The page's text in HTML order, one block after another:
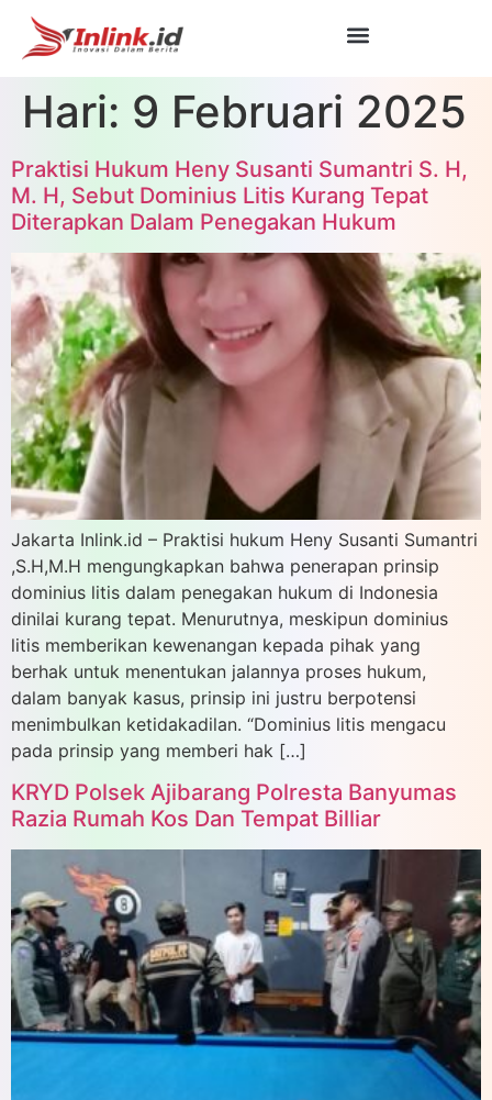
Hari: 9 Februari 2025
Praktisi Hukum Heny Susanti Sumantri S. H,
M. H, Sebut Dominius Litis Kurang Tepat
Diterapkan Dalam Penegakan Hukum
Jakarta Inlink.id – Praktisi hukum Heny Susanti Sumantri
,S.H,M.H mengungkapkan bahwa penerapan prinsip
dominius litis dalam penegakan hukum di Indonesia
dinilai kurang tepat. Menurutnya, meskipun dominius
litis memberikan kewenangan kepada pihak yang
berhak untuk menentukan jalannya proses hukum,
dalam banyak kasus, prinsip ini justru berpotensi
menimbulkan ketidakadilan. “Dominius litis mengacu
pada prinsip yang memberi hak […]
KRYD Polsek Ajibarang Polresta Banyumas
Razia Rumah Kos Dan Tempat Billiar